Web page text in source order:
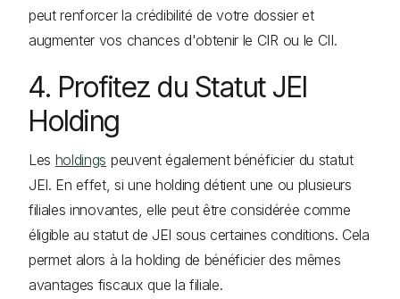
peut renforcer la crédibilité de votre dossier et
augmenter vos chances d'obtenir le CIR ou le CII.
4. Profitez du Statut JEI
Holding
Les holdings peuvent également bénéficier du statut
JEI. En effet, si une holding détient une ou plusieurs
filiales innovantes, elle peut être considérée comme
éligible au statut de JEI sous certaines conditions. Cela
permet alors à la holding de bénéficier des mêmes
avantages fiscaux que la filiale.